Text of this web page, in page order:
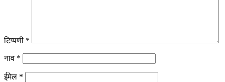
टिप्पणी *
नाव *
ईमेल *